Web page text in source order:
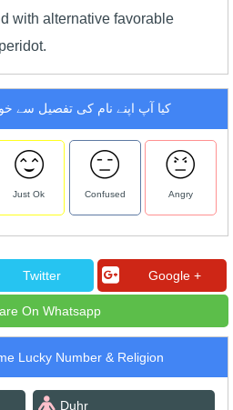
with alternative favorable
کیا آپ اپنے نام کی تفصیل سے
Just Ok Confused Angry
Twitter Google +
On Whatsapp
Lucky Number & Religion
Duhr